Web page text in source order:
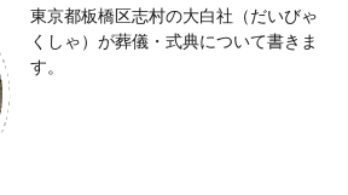
東京都板橋区志村の大白社（だいびゃ
くしゃ）が葬儀・式典について書きま
す。